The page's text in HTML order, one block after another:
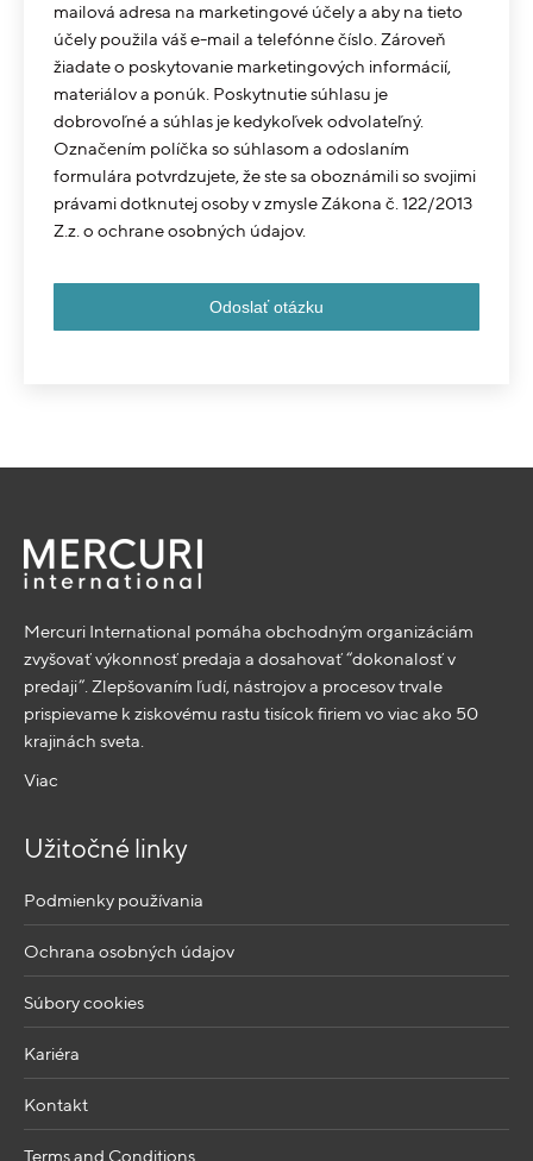
mailová adresa na marketingové účely a aby na tieto
účely použila váš e-mail a telefónne číslo. Zároveň
žiadate o poskytovanie marketingových informácií,
materiálov a ponúk. Poskytnutie súhlasu je
dobrovoľné a súhlas je kedykoľvek odvolateľný.
Označením políčka so súhlasom a odoslaním
formulára potvrdzujete, že ste sa oboznámili so svojimi
právami dotknutej osoby v zmysle Zákona č. 122/2013
Z.z. o ochrane osobných údajov.
Mercuri International pomáha obchodným organizáciám
zvyšovať výkonnosť predaja a dosahovať “dokonalosť v
predaji”. Zlepšovaním ľudí, nástrojov a procesov trvale
prispievame k ziskovému rastu tisícok firiem vo viac ako 50
krajinách sveta.
Viac
Užitočné linky
Podmienky používania
Ochrana osobných údajov
Súbory cookies
Kariéra
Kontakt
Terms and Conditions